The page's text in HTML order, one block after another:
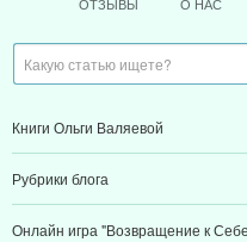
Книги Ольги Валяевой
Рубрики блога
Онлайн игра "Возвращение к